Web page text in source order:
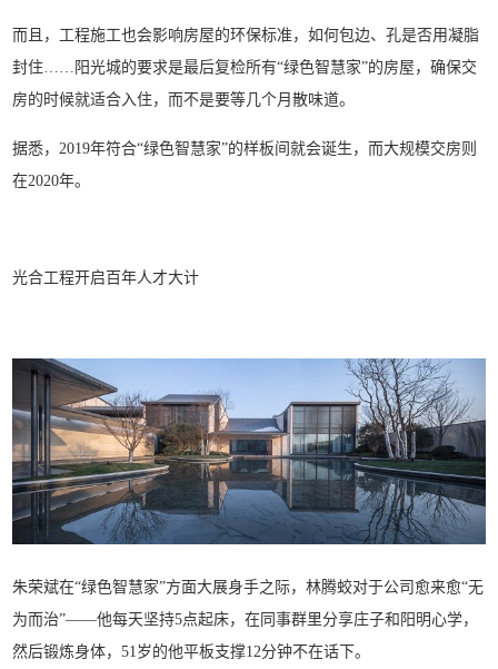
而且，工程施工也会影响房屋的环保标准，如何包边、孔是否用凝脂
封住……阳光城的要求是最后复检所有“绿色智慧家”的房屋，确保交
房的时候就适合入住，而不是要等几个月散味道。
据悉，2019年符合“绿色智慧家”的样板间就会诞生，而大规模交房则
在2020年。
光合工程开启百年人才大计
朱荣斌在“绿色智慧家”方面大展身手之际，林腾蛟对于公司愈来愈“无
为而治”——他每天坚持5点起床，在同事群里分享庄子和阳明心学，
然后锻炼身体，51岁的他平板支撑12分钟不在话下。